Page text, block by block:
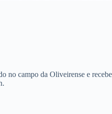
no campo da Oliveirense e recebe